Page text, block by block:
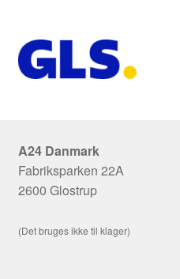
A24 Danmark
Fabriksparken 22A
2600 Glostrup
(Det bruges ikke til klager)